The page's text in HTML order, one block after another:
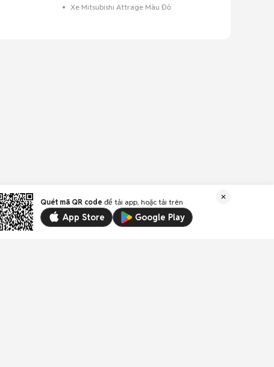
Xe Mitsubishi Attrage Màu Đỏ
Quét mã QR code để tải app, hoặc tải trên
App Store Google Play